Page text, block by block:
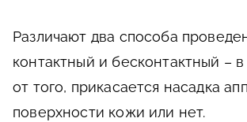
Различают два способа
контактный и бесконтактный –
от того, прикасается насадка
поверхности кожи или нет.